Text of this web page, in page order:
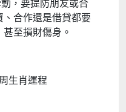
，要提防朋友或合
合作還是借貸都要
至損財傷身。
生肖運程